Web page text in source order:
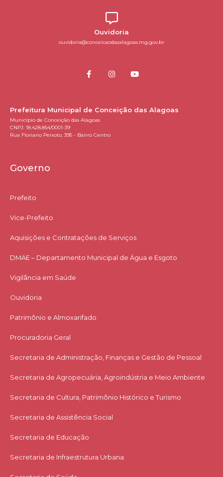
Ouvidoria
ouvidoria@conceicaodasalagoas.mg.gov.br
Prefeitura Municipal de Conceição das Alagoas
Município de Conceição das Alagoas
CNPJ: 18.428.854/0001-39
Rua Floriano Peixoto, 395 - Bairro Centro
Governo
Prefeito
Vice-Prefeito
Aquisições e Contratações de Serviços​
DMAE – Departamento Municipal de Água e Esgoto
Vigilância em Saúde
Ouvidoria
Patrimônio e Almoxarifado
Procuradoria Geral
Secretaria de Administração, Finanças e Gestão de Pessoal
Secretaria de Agropecuária, Agroindústria e Meio Ambiente
Secretaria de Cultura, Patrimônio Histórico e Turismo
Secretaria de Assistência Social
Secretaria de Educação
Secretaria de Infraestrutura Urbana